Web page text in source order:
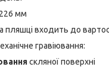
мм
пляшці входить до
гравіювання:
скляної поверхні